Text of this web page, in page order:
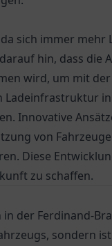
sich immer mehr
hin, dass die
wird, um mit
Innovative
von
Diese
zu schaffen.
der Ferdinand-
sondern